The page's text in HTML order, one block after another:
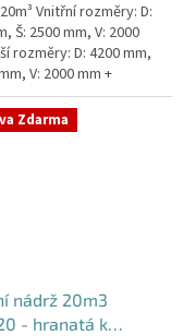
Vnitřní rozměry: D:
Š: 2500 mm, V: 2000
rozměry: D: 4200 mm,
V: 2000 mm +
Běžná doba dodání 2-3
objednávky. Rozměry...
Zdarma
nádrž 20m3
- hranatá k